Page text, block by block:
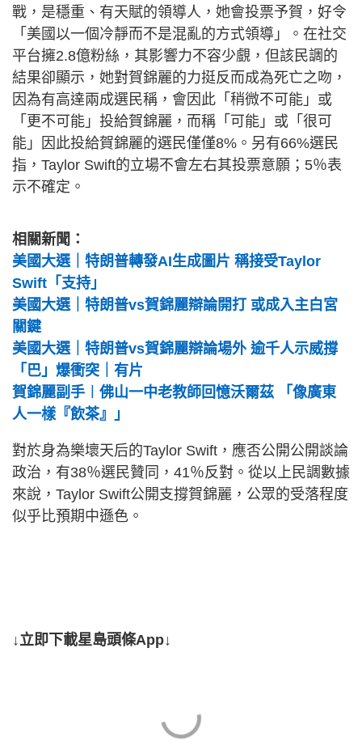
戰，是穩重、有天賦的領導人，她會投票予賀，好令
「美國以一個冷靜而不是混亂的方式領導」。在社交
平台擁2.8億粉絲，其影響力不容少覻，但該民調的
結果卻顯示，她對賀錦麗的力挺反而成為死亡之吻，
因為有高達兩成選民稱，會因此「稍微不可能」或
「更不可能」投給賀錦麗，而稱「可能」或「很可
能」因此投給賀錦麗的選民僅僅8%。另有66%選民
指，Taylor Swift的立場不會左右其投票意願；5％表
示不確定。
相關新聞：
美國大選｜特朗普轉發AI生成圖片 稱接受Taylor
Swift「支持」
美國大選｜特朗普vs賀錦麗辯論開打 或成入主白宮
關鍵
美國大選｜特朗普vs賀錦麗辯論場外 逾千人示威撐
「巴」爆衝突｜有片
賀錦麗副手︱佛山一中老教師回憶沃爾茲 「像廣東
人一樣『飲茶』」
對於身為樂壞天后的Taylor Swift，應否公開公開談論
政治，有38％選民贊同，41％反對。從以上民調數據
來說，Taylor Swift公開支撐賀錦麗，公眾的受落程度
似乎比預期中遜色。
↓立即下載星島頭條App↓